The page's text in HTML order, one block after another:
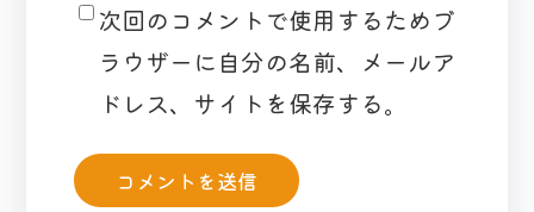
次回のコメントで使用するためブ
ラウザーに自分の名前、メールア
ドレス、サイトを保存する。